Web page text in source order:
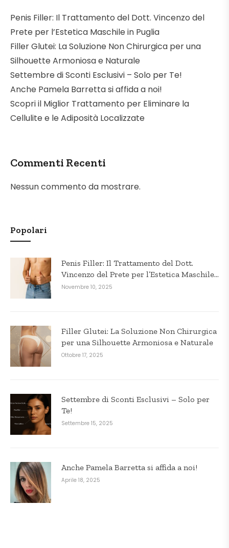
Penis Filler: Il Trattamento del Dott. Vincenzo del
Prete per l’Estetica Maschile in Puglia
Filler Glutei: La Soluzione Non Chirurgica per una
Silhouette Armoniosa e Naturale
Settembre di Sconti Esclusivi – Solo per Te!
Anche Pamela Barretta si affida a noi!
Scopri il Miglior Trattamento per Eliminare la
Cellulite e le Adiposità Localizzate
Commenti Recenti
Nessun commento da mostrare.
Popolari
Penis Filler: Il Trattamento del Dott.
Vincenzo del Prete per l’Estetica Maschile
in Puglia
Novembre 10, 2025
Filler Glutei: La Soluzione Non Chirurgica
per una Silhouette Armoniosa e Naturale
Ottobre 17, 2025
Settembre di Sconti Esclusivi – Solo per
Te!
Settembre 15, 2025
Anche Pamela Barretta si affida a noi!
Aprile 18, 2025